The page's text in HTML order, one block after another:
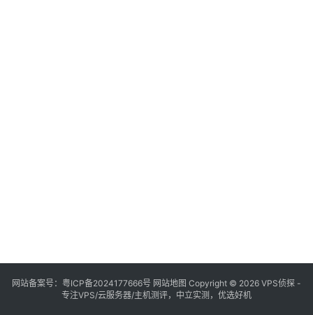
网站备案号： 粤ICP备2024177666号 网站地图 Copyright © 2026 VPS侦探 -
专注VPS/云服务器/主机测评，中立实测，优选好机